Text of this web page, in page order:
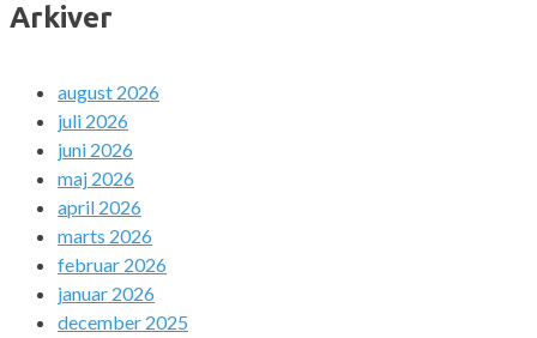
Arkiver
august 2026
juli 2026
juni 2026
maj 2026
april 2026
marts 2026
februar 2026
januar 2026
december 2025